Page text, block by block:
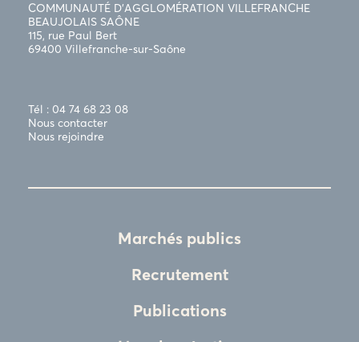
COMMUNAUTÉ D’AGGLOMÉRATION VILLEFRANCHE
BEAUJOLAIS SAÔNE
115, rue Paul Bert
69400 Villefranche-sur-Saône
Tél : 04 74 68 23 08
Nous contacter
Nous rejoindre
Marchés publics
Recrutement
Publications